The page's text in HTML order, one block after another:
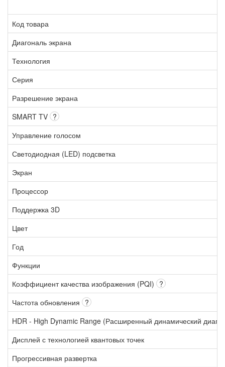
Код товара
Диагональ экрана
Технология
Серия
Разрешение экрана
SMART TV ?
Управление голосом
Светодиодная (LED) подсветка
Экран
Процессор
Поддержка 3D
Цвет
Год
Функции
Коэффициент качества изображения (PQI) ?
Частота обновления ?
HDR - High Dynamic Range (Расширенный динамический
Дисплей с технологией квантовых точек
Прогрессивная развертка